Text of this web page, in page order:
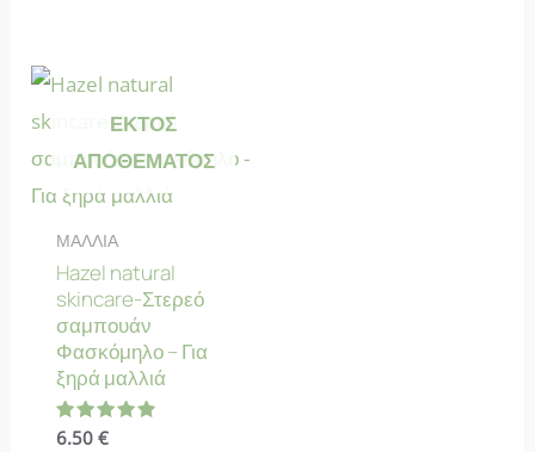
ΕΚΤΌΣ
ΑΠΟΘΈΜΑΤΟΣ
ΜΑΛΛΙΑ
Hazel natural
skincare-Στερεό
σαμπουάν
Φασκόμηλο – Για
ξηρά μαλλιά
Βαθμολογήθηκε
6.50 €